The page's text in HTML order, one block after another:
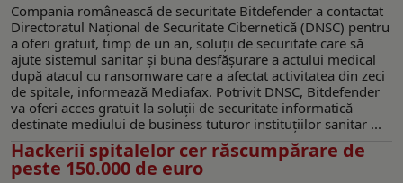
Compania românească de securitate Bitdefender a contactat
Directoratul Național de Securitate Cibernetică (DNSC) pentru
a oferi gratuit, timp de un an, soluții de securitate care să
ajute sistemul sanitar și buna desfășurare a actului medical
după atacul cu ransomware care a afectat activitatea din zeci
de spitale, informează Mediafax. Potrivit DNSC, Bitdefender
va oferi acces gratuit la soluții de securitate informatică
destinate mediului de business tuturor instituțiilor sanitar ...
Hackerii spitalelor cer răscumpărare de
peste 150.000 de euro